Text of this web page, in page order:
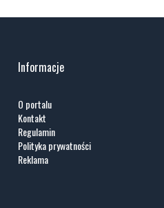
Informacje
O portalu
Kontakt
Regulamin
Polityka prywatności
Reklama